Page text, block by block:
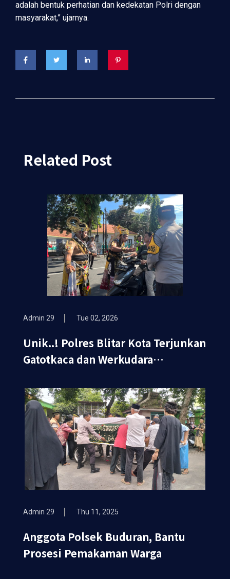
adalah bentuk perhatian dan kedekatan Polri dengan
masyarakat,” ujarnya.
Related Post
Admin 29 Tue 02, 2026
Unik..! Polres Blitar Kota Terjunkan
Gatotkaca dan Werkudara
Semeru 2026
Admin 29 Thu 11, 2025
Anggota Polsek Buduran, Bantu
Prosesi Pemakaman Warga